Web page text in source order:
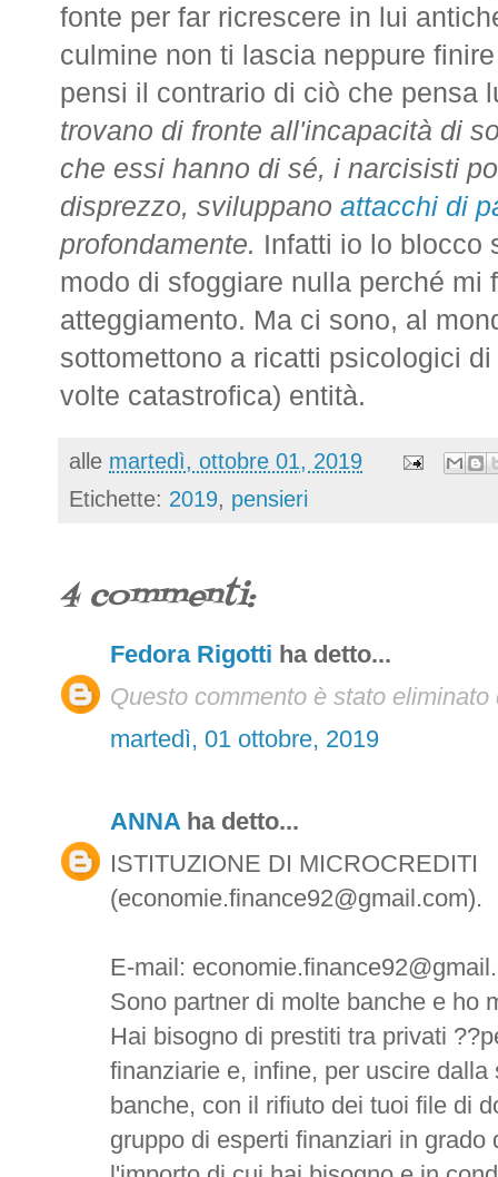
fonte per far ricrescere in lui
culmine non ti lascia neppure
pensi il contrario di ciò che pensa
trovano di fronte all'incapacità di
che essi hanno di sé, i narcisisti
disprezzo, sviluppano attacchi di
profondamente. Infatti io lo blocco
modo di sfoggiare nulla perché mi
atteggiamento. Ma ci sono, al
sottomettono a ricatti psicologici
volte catastrofica) entità.
alle martedì, ottobre 01, 2019
Etichette: 2019, pensieri
4 commenti:
Fedora Rigotti ha detto...
Questo commento è stato
martedì, 01 ottobre, 2019
ANNA ha detto...
ISTITUZIONE DI MICROCREDITI
(economie.finance92@gmail.com).
E-mail:
Sono partner di molte banche e ho
Hai bisogno di prestiti tra privati
finanziarie e, infine, per uscire
banche, con il rifiuto dei tuoi file di
gruppo di esperti finanziari in grado